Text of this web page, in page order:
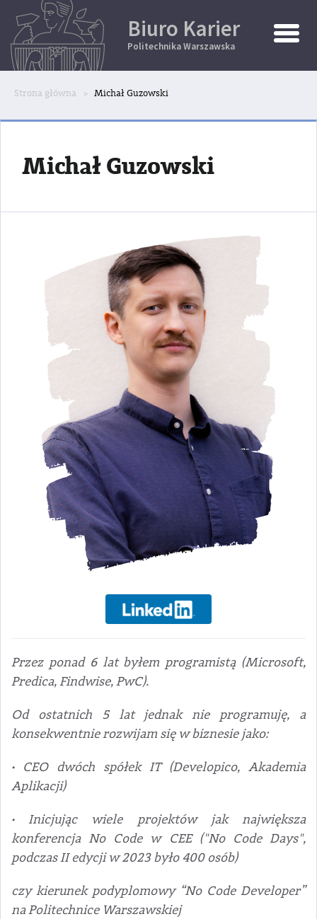
Toggle
Biuro Karier
Politechnika Warszawska
Strona główna Michał Guzowski
Michał Guzowski
Przez ponad 6 lat byłem programistą (Microsoft,
Predica, Findwise, PwC).
Od ostatnich 5 lat jednak nie programuję, a
konsekwentnie rozwijam się w biznesie jako:
• CEO dwóch spółek IT (Developico, Akademia
Aplikacji)
• Inicjując wiele projektów jak największa
konferencja No Code w CEE ("No Code Days",
podczas II edycji w 2023 było 400 osób)
czy kierunek podyplomowy “No Code Developer”
na Politechnice Warszawskiej